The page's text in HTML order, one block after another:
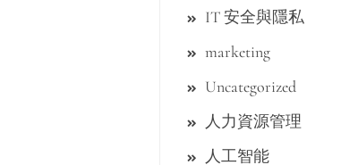
IT 安全與隱私
marketing
Uncategorized
人力資源管理
人工智能